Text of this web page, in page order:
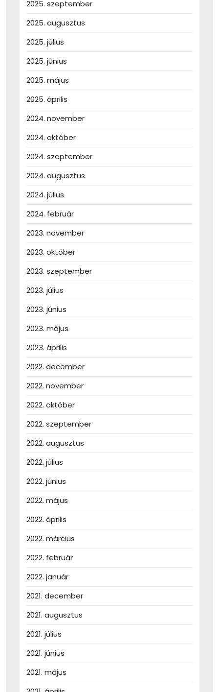
2025. szeptember
2025. augusztus
2025. július
2025. június
2025. május
2025. április
2024. november
2024. október
2024. szeptember
2024. augusztus
2024. július
2024. február
2023. november
2023. október
2023. szeptember
2023. július
2023. június
2023. május
2023. április
2022. december
2022. november
2022. október
2022. szeptember
2022. augusztus
2022. július
2022. június
2022. május
2022. április
2022. március
2022. február
2022. január
2021. december
2021. augusztus
2021. július
2021. június
2021. május